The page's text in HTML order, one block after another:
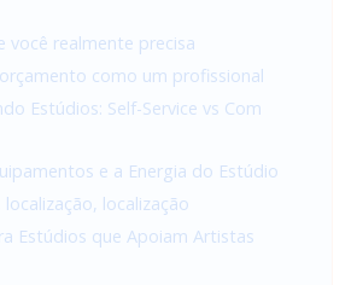
você realmente precisa
como um profissional
Estúdios: Self-Service vs Com
e a Energia do Estúdio
localização, localização
Estúdios que Apoiam Artistas